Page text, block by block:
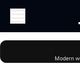
Modern